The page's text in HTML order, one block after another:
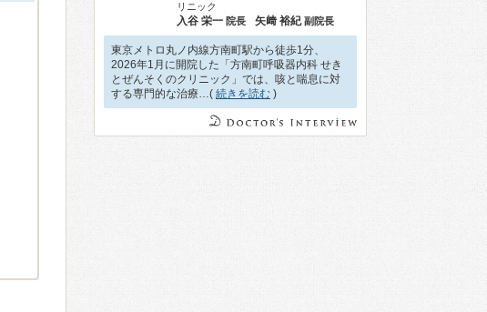
リニック
入谷 栄一 院長 矢﨑 裕紀 副院長
東京メトロ丸ノ内線方南町駅から徒歩1分、
2026年1月に開院した「方南町呼吸器内科 せき
とぜんそくのクリニック」では、咳と喘息に対
する専門的な治療…( 続きを読む )